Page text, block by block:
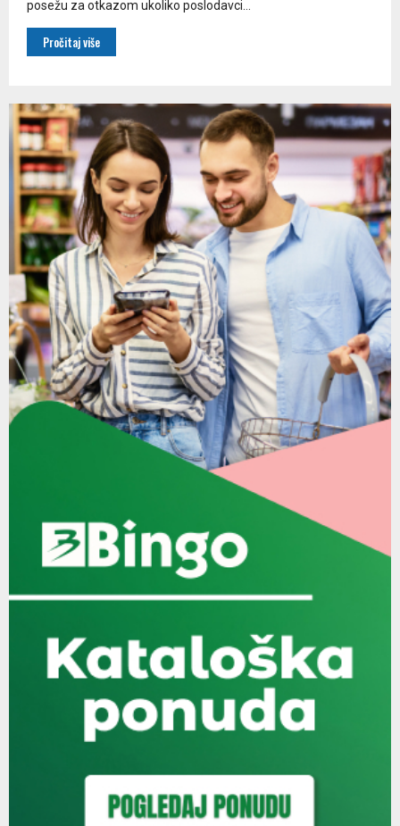
posežu za otkazom ukoliko poslodavci...
Pročitaj više